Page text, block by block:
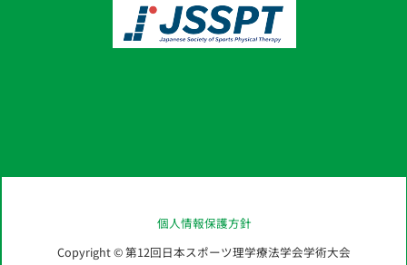
個人情報保護方針
Copyright © 第12回日本スポーツ理学療法学会学術大会